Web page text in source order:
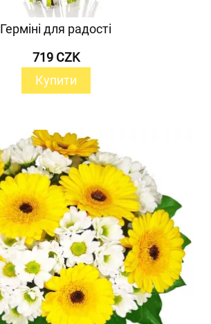
Герміні для радості
719 CZK
Купити